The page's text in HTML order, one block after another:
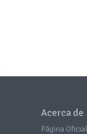
Acerca de
Página